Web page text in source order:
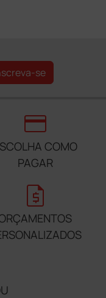
se
credit_card
COMO
PAGAR
request_quote